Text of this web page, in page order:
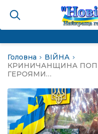
громада
Головна
ВІЙНА
КРИНИЧАНЩИНА
ГЕРОЯМИ…